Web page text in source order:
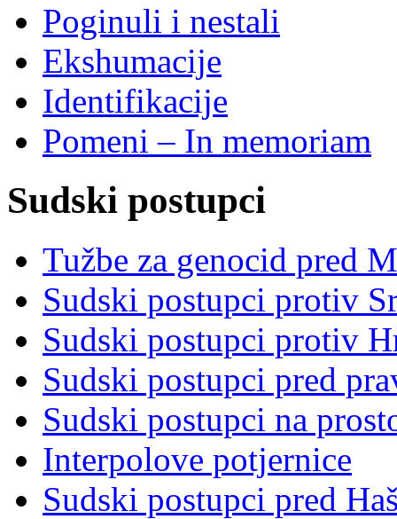
Poginuli i nestali
Ekshumacije
Identifikacije
Pomeni – In memoriam
Sudski postupci
Tužbe za genocid pred
Sudski postupci protiv
Sudski postupci protiv
Sudski postupci pred
Sudski postupci na
Interpolove potjernice
Sudski postupci pred